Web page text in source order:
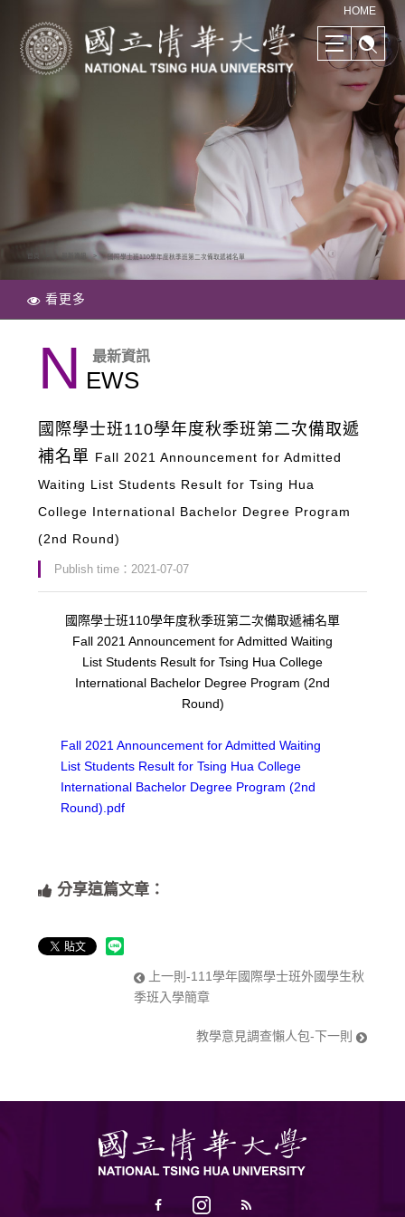
清華學院國際學士班｜多樣化的學習路徑｜幫助培養國際競爭力HOME
國際學士班110學年度秋季班第二次備取遞補名單
看更多
N EWS
最新資訊
國際學士班110學年度秋季班第二次備取遞
補名單 Fall 2021 Announcement for Admitted
Waiting List Students Result for Tsing Hua
College International Bachelor Degree Program
(2nd Round)
Publish time：2021-07-07
國際學士班110學年度秋季班第二次備取遞補名單
Fall 2021 Announcement for Admitted Waiting
List Students Result for Tsing Hua College
International Bachelor Degree Program (2nd
Round)
Fall 2021 Announcement for Admitted Waiting
List Students Result for Tsing Hua College
International Bachelor Degree Program (2nd
Round).pdf
分享這篇文章：
上一則-111學年國際學士班外國學生秋
季班入學簡章
教學意見調查懶人包-下一則